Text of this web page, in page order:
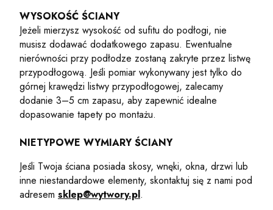
WYSOKOŚĆ ŚCIANY
Jeżeli mierzysz wysokość od sufitu do podłogi, nie
musisz dodawać dodatkowego zapasu. Ewentualne
nierówności przy podłodze zostaną zakryte przez listwę
przypodłogową. Jeśli pomiar wykonywany jest tylko do
górnej krawędzi listwy przypodłogowej, zalecamy
dodanie 3–5 cm zapasu, aby zapewnić idealne
dopasowanie tapety po montażu.
NIETYPOWE WYMIARY ŚCIANY
Jeśli Twoja ściana posiada skosy, wnęki, okna, drzwi lub
inne niestandardowe elementy, skontaktuj się z nami pod
adresem sklep@wytwory.pl.